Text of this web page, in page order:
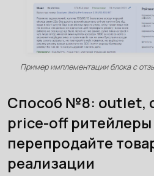
Пример имплементации блока с
Способ №8: outlet,
price-off ритейлеры
перепродайте
реализации